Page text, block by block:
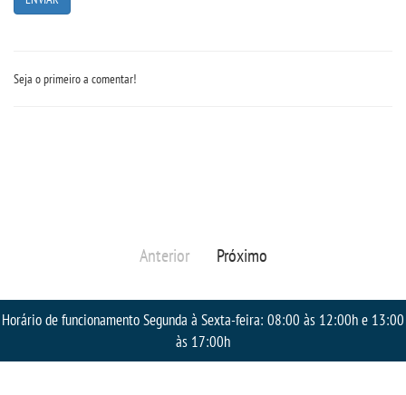
Seja o primeiro a comentar!
Anterior Próximo
Horário de funcionamento Segunda à Sexta-feira: 08:00 às 12:00h e 13:00
às 17:00h